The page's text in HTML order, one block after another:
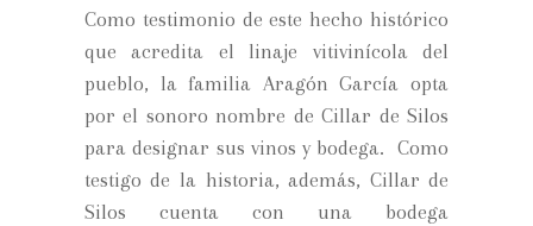
Como testimonio de este hecho histórico
que acredita el linaje vitivinícola del
pueblo, la familia Aragón García opta
por el sonoro nombre de Cillar de Silos
para designar sus vinos y bodega. Como
testigo de la historia, además, Cillar de
Silos cuenta con una bodega